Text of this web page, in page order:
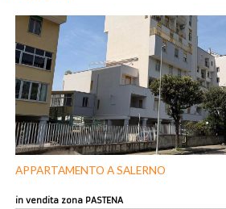
APPARTAMENTO A SALERNO
in vendita zona PASTENA